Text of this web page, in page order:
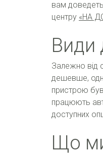
вам
центру «НА
Види
Залежно від
дешевше,
пристрою
працюють
доступних
Що